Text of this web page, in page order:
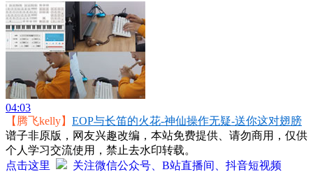
04:03
【腾飞kelly】 EOP与长笛的火花-神仙操作无疑-送你这对翅膀
谱子非原版，网友兴趣改编，本站免费提供、请勿商用，仅供
个人学习交流使用，禁止去水印转载。
点击这里
关注微信公众号、B站直播间、抖音短视频